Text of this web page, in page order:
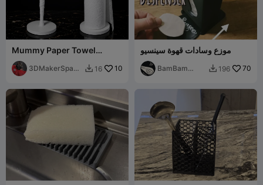
Mummy Paper Towel
Holder - Spooooooky
3DMakerSpace
 16 10
موزع وسادات قهوة سينسيو
BamBam
 196 70